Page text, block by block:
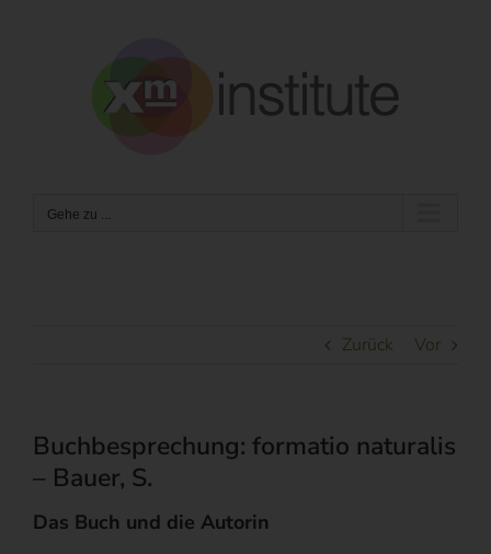
Gehe zu ...
Zurück Vor
Buchbesprechung: formatio naturalis
– Bauer, S.
Das Buch und die Autorin